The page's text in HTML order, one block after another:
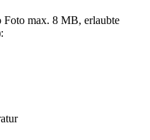
Foto max. 8 MB, erlaubte